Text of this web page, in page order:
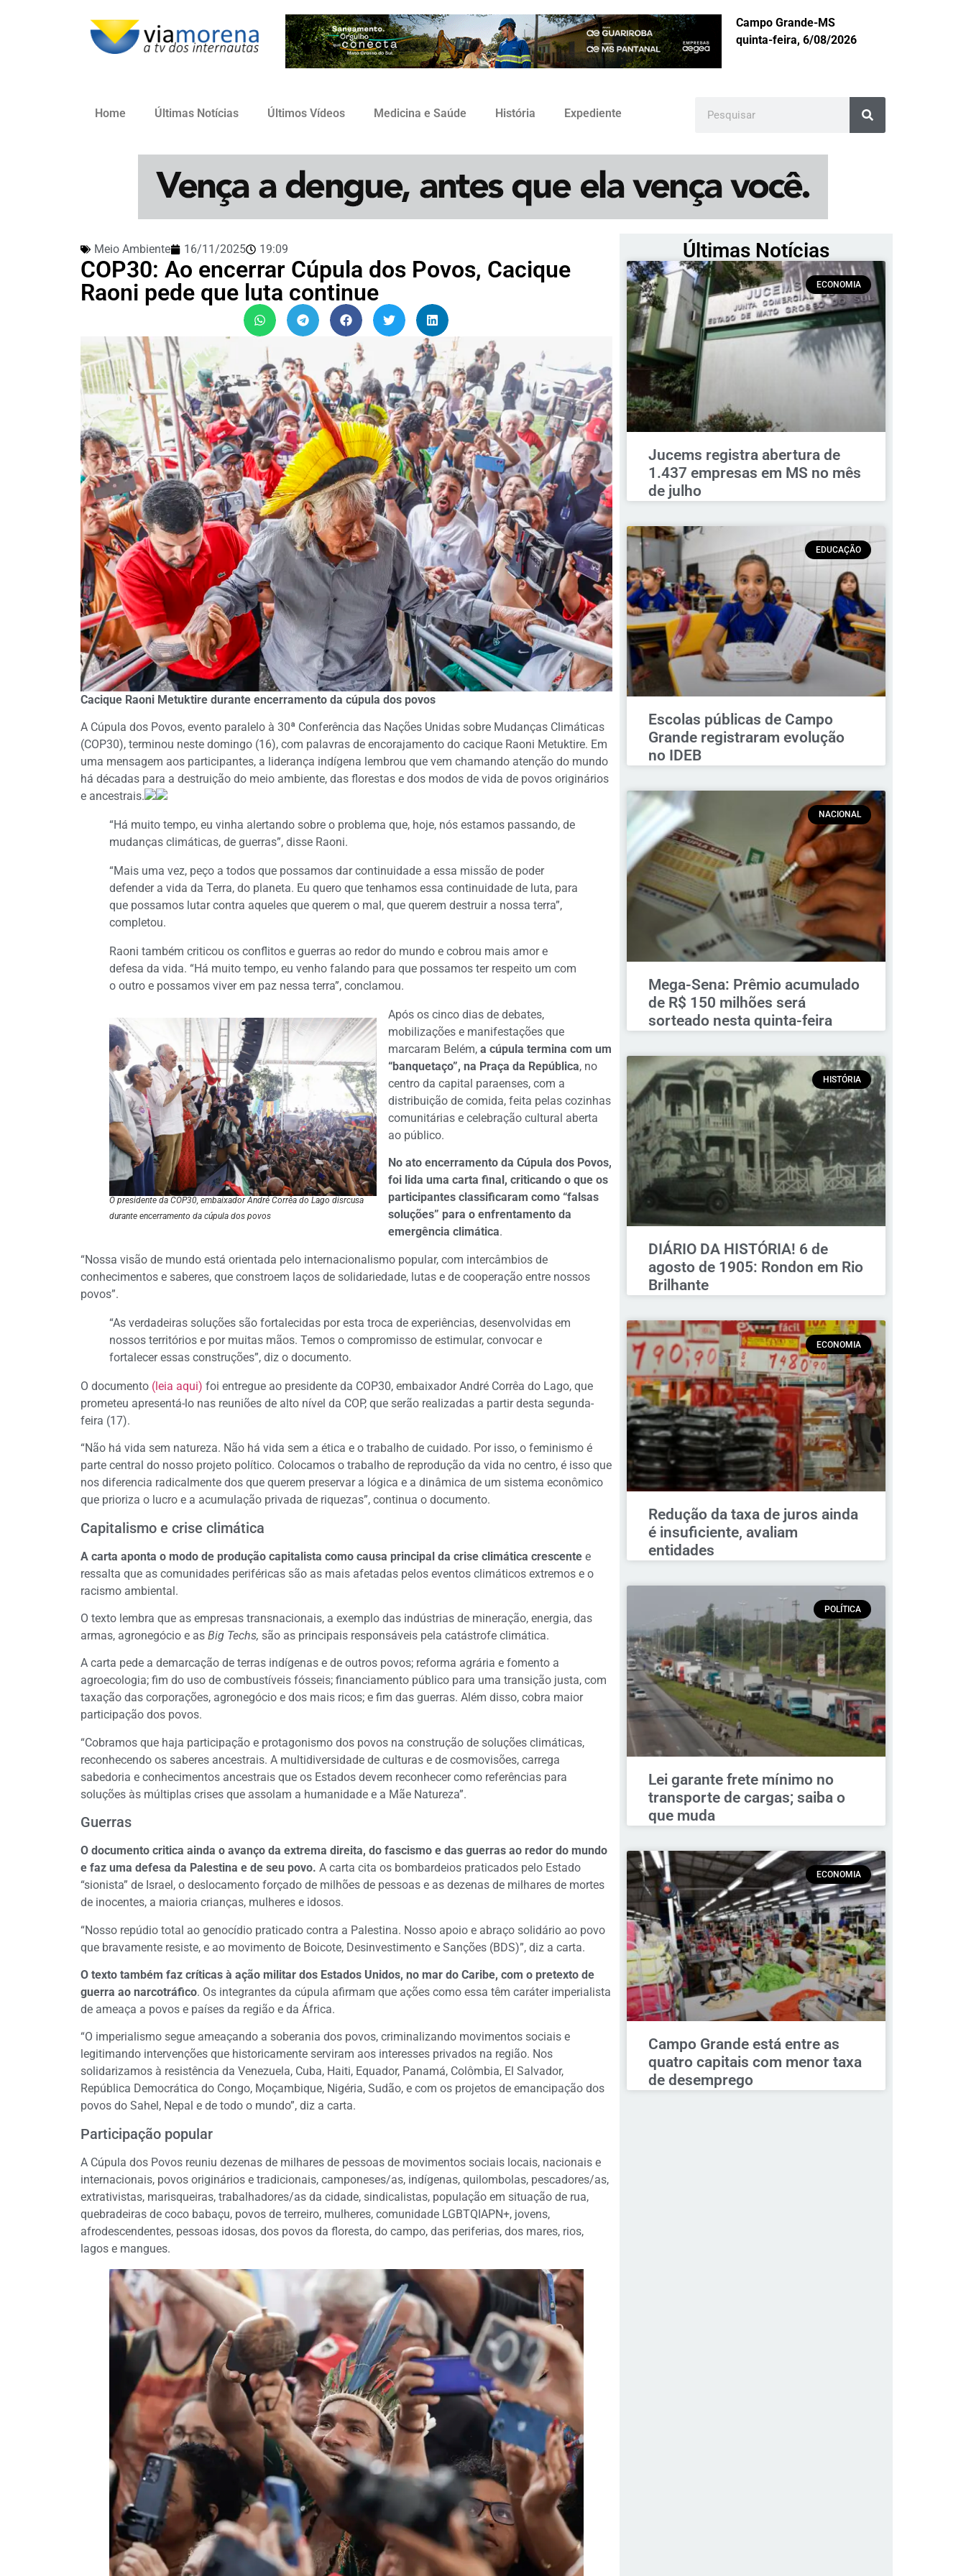
Campo Grande-MS
quinta-feira, 6/08/2026
Home Últimas Notícias Últimos Vídeos Medicina e Saúde História Expediente
Meio Ambiente 16/11/2025 19:09
COP30: Ao encerrar Cúpula dos Povos, Cacique
Raoni pede que luta continue
Cacique Raoni Metuktire durante encerramento da cúpula dos povos
A Cúpula dos Povos, evento paralelo à 30ª Conferência das Nações Unidas sobre Mudanças Climáticas
(COP30), terminou neste domingo (16), com palavras de encorajamento do cacique Raoni Metuktire. Em
uma mensagem aos participantes, a liderança indígena lembrou que vem chamando atenção do mundo
há décadas para a destruição do meio ambiente, das florestas e dos modos de vida de povos originários
e ancestrais.
“Há muito tempo, eu vinha alertando sobre o problema que, hoje, nós estamos passando, de
mudanças climáticas, de guerras”, disse Raoni.
“Mais uma vez, peço a todos que possamos dar continuidade a essa missão de poder
defender a vida da Terra, do planeta. Eu quero que tenhamos essa continuidade de luta, para
que possamos lutar contra aqueles que querem o mal, que querem destruir a nossa terra”,
completou.
Raoni também criticou os conflitos e guerras ao redor do mundo e cobrou mais amor e
defesa da vida. “Há muito tempo, eu venho falando para que possamos ter respeito um com
o outro e possamos viver em paz nessa terra”, conclamou.
O presidente da COP30, embaixador André Corrêa do Lago disrcusa
durante encerramento da cúpula dos povos
Após os cinco dias de debates,
mobilizações e manifestações que
marcaram Belém, a cúpula termina com um
“banquetaço”, na Praça da República, no
centro da capital paraenses, com a
distribuição de comida, feita pelas cozinhas
comunitárias e celebração cultural aberta
ao público.
No ato encerramento da Cúpula dos Povos,
foi lida uma carta final, criticando o que os
participantes classificaram como “falsas
soluções” para o enfrentamento da
emergência climática.
“Nossa visão de mundo está orientada pelo internacionalismo popular, com intercâmbios de
conhecimentos e saberes, que constroem laços de solidariedade, lutas e de cooperação entre nossos
povos”.
“As verdadeiras soluções são fortalecidas por esta troca de experiências, desenvolvidas em
nossos territórios e por muitas mãos. Temos o compromisso de estimular, convocar e
fortalecer essas construções”, diz o documento.
O documento (leia aqui) foi entregue ao presidente da COP30, embaixador André Corrêa do Lago, que
prometeu apresentá-lo nas reuniões de alto nível da COP, que serão realizadas a partir desta segunda-
feira (17).
“Não há vida sem natureza. Não há vida sem a ética e o trabalho de cuidado. Por isso, o feminismo é
parte central do nosso projeto político. Colocamos o trabalho de reprodução da vida no centro, é isso que
nos diferencia radicalmente dos que querem preservar a lógica e a dinâmica de um sistema econômico
que prioriza o lucro e a acumulação privada de riquezas”, continua o documento.
Capitalismo e crise climática
A carta aponta o modo de produção capitalista como causa principal da crise climática crescente e
ressalta que as comunidades periféricas são as mais afetadas pelos eventos climáticos extremos e o
racismo ambiental.
O texto lembra que as empresas transnacionais, a exemplo das indústrias de mineração, energia, das
armas, agronegócio e as Big Techs, são as principais responsáveis pela catástrofe climática.
A carta pede a demarcação de terras indígenas e de outros povos; reforma agrária e fomento a
agroecologia; fim do uso de combustíveis fósseis; financiamento público para uma transição justa, com
taxação das corporações, agronegócio e dos mais ricos; e fim das guerras. Além disso, cobra maior
participação dos povos.
“Cobramos que haja participação e protagonismo dos povos na construção de soluções climáticas,
reconhecendo os saberes ancestrais. A multidiversidade de culturas e de cosmovisões, carrega
sabedoria e conhecimentos ancestrais que os Estados devem reconhecer como referências para
soluções às múltiplas crises que assolam a humanidade e a Mãe Natureza”.
Guerras
O documento critica ainda o avanço da extrema direita, do fascismo e das guerras ao redor do mundo
e faz uma defesa da Palestina e de seu povo. A carta cita os bombardeios praticados pelo Estado
“sionista” de Israel, o deslocamento forçado de milhões de pessoas e as dezenas de milhares de mortes
de inocentes, a maioria crianças, mulheres e idosos.
“Nosso repúdio total ao genocídio praticado contra a Palestina. Nosso apoio e abraço solidário ao povo
que bravamente resiste, e ao movimento de Boicote, Desinvestimento e Sanções (BDS)”, diz a carta.
O texto também faz críticas à ação militar dos Estados Unidos, no mar do Caribe, com o pretexto de
guerra ao narcotráfico. Os integrantes da cúpula afirmam que ações como essa têm caráter imperialista
de ameaça a povos e países da região e da África.
“O imperialismo segue ameaçando a soberania dos povos, criminalizando movimentos sociais e
legitimando intervenções que historicamente serviram aos interesses privados na região. Nos
solidarizamos à resistência da Venezuela, Cuba, Haiti, Equador, Panamá, Colômbia, El Salvador,
República Democrática do Congo, Moçambique, Nigéria, Sudão, e com os projetos de emancipação dos
povos do Sahel, Nepal e de todo o mundo”, diz a carta.
Participação popular
A Cúpula dos Povos reuniu dezenas de milhares de pessoas de movimentos sociais locais, nacionais e
internacionais, povos originários e tradicionais, camponeses/as, indígenas, quilombolas, pescadores/as,
extrativistas, marisqueiras, trabalhadores/as da cidade, sindicalistas, população em situação de rua,
quebradeiras de coco babaçu, povos de terreiro, mulheres, comunidade LGBTQIAPN+, jovens,
afrodescendentes, pessoas idosas, dos povos da floresta, do campo, das periferias, dos mares, rios,
lagos e mangues.
Últimas Notícias
ECONOMIA
Jucems registra abertura de
1.437 empresas em MS no mês
de julho
EDUCAÇÃO
Escolas públicas de Campo
Grande registraram evolução
no IDEB
NACIONAL
Mega-Sena: Prêmio acumulado
de R$ 150 milhões será
sorteado nesta quinta-feira
HISTÓRIA
DIÁRIO DA HISTÓRIA! 6 de
agosto de 1905: Rondon em Rio
Brilhante
ECONOMIA
Redução da taxa de juros ainda
é insuficiente, avaliam
entidades
POLÍTICA
Lei garante frete mínimo no
transporte de cargas; saiba o
que muda
ECONOMIA
Campo Grande está entre as
quatro capitais com menor taxa
de desemprego